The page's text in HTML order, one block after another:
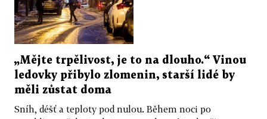
„Mějte trpělivost, je to na dlouho.“ Vinou
ledovky přibylo zlomenin, starší lidé by
měli zůstat doma
Sníh, déšť a teploty pod nulou. Během noci po